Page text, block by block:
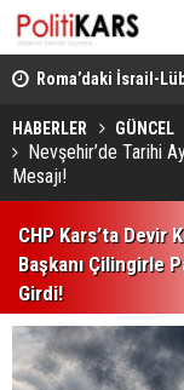
Roma’daki İsrail-
Erdi
HABERLER GÜNCEL
Nevşehir’de Tarihi
Mesajı!
CHP Kars’ta Devir
Başkanı Çilingirle
Girdi!